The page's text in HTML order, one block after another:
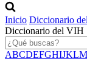
Inicio Diccionario
Diccionario del VIH
ABCDEFGHIJKLM